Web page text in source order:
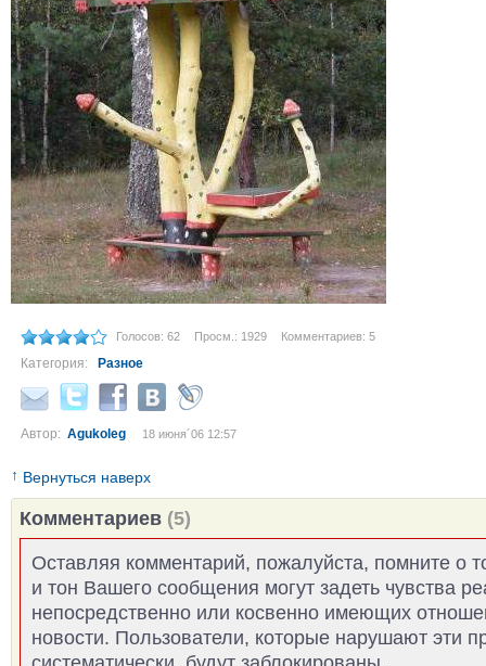
Голосов: 62 Просм.: 1929 Комментариев: 5
Категория: Разное
Автор: Agukoleg 18 июня´06 12:57
↑ Вернуться наверх
Комментариев (5)
Оставляя комментарий, пожалуйста, помните о
и тон Вашего сообщения могут задеть чувства
непосредственно или косвенно имеющих
новости. Пользователи, которые нарушают эти